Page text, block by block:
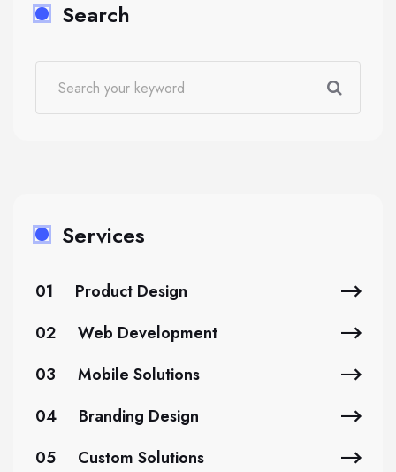
Search
Services
01
Product Design
02
Web Development
03
Mobile Solutions
04
Branding Design
05
Custom Solutions